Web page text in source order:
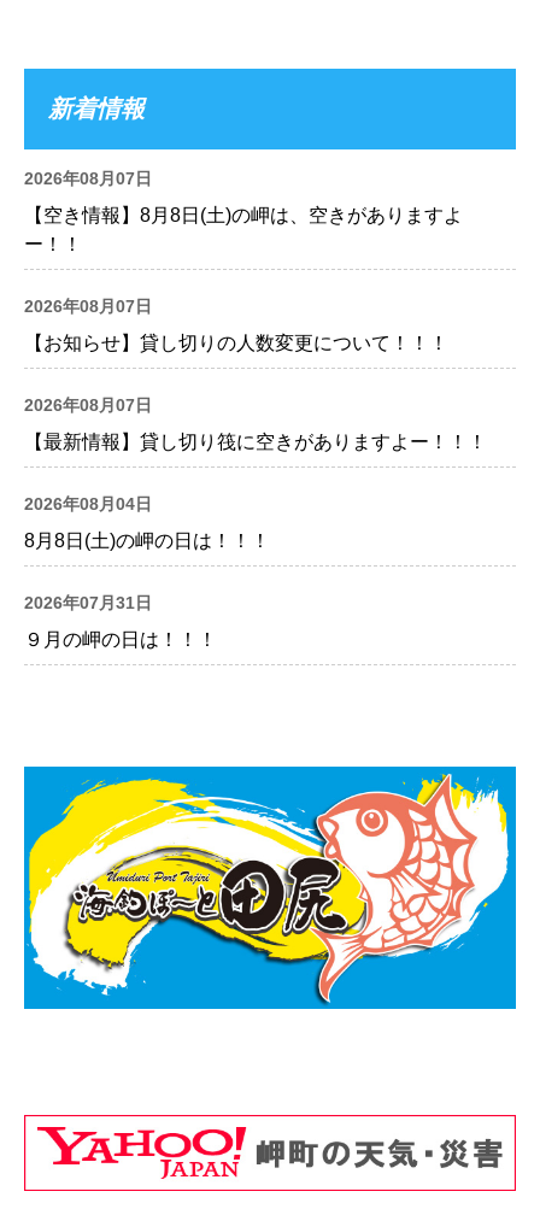
新着情報
2026年08月07日
【空き情報】8月8日(土)の岬は、空きがありますよ
ー！！
2026年08月07日
【お知らせ】貸し切りの人数変更について！！！
2026年08月07日
【最新情報】貸し切り筏に空きがありますよー！！！
2026年08月04日
8月8日(土)の岬の日は！！！
2026年07月31日
９月の岬の日は！！！